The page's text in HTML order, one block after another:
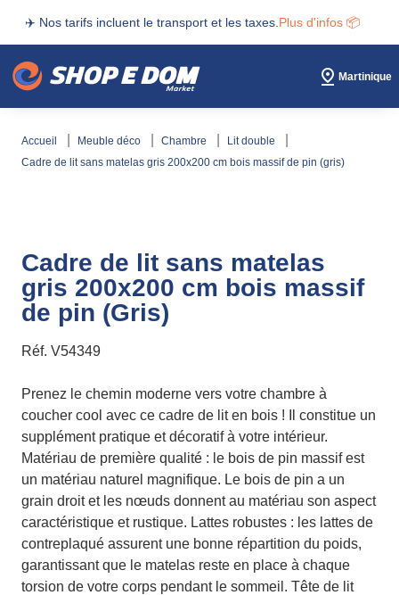
✈️ Nos tarifs incluent le transport et les taxes. Plus d'infos 📦
Martinique
accueil meuble déco chambre
lit double
cadre de lit sans matelas gris 200x200 cm bois massif de pin (gris)
Cadre de lit sans matelas
gris 200x200 cm bois massif
de pin (Gris)
Réf. V54349
Prenez le chemin moderne vers votre chambre à
coucher cool avec ce cadre de lit en bois ! Il constitue un
supplément pratique et décoratif à votre intérieur.
Matériau de première qualité : le bois de pin massif est
un matériau naturel magnifique. Le bois de pin a un
grain droit et les nœuds donnent au matériau son aspect
caractéristique et rustique. Lattes robustes : les lattes de
contreplaqué assurent une bonne répartition du poids,
garantissant que le matelas reste en place à chaque
torsion de votre corps pendant le sommeil. Tête de lit